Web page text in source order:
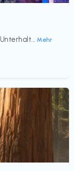
Mehr